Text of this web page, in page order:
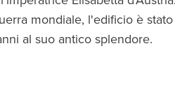
mondiale, l'edificio è
al suo antico splendore.